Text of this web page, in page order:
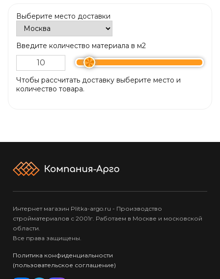
Выберите место доставки
Введите количество материала в м2
Чтобы рассчитать доставку выберите место и
количество товара.
Интернет магазин Plitka-argo.ru - Производство
стройматериалов с 2001г. Работаем в Москве и московской
области.
Все права защищены.
Политика конфиденциальности
(пользовательское соглашение)